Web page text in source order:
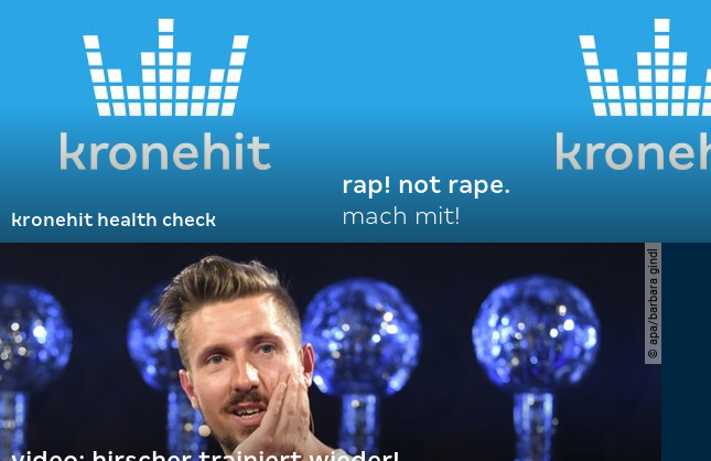
kronehit health check
rap! not rape.
mach mit!
© apa/barbara gindl